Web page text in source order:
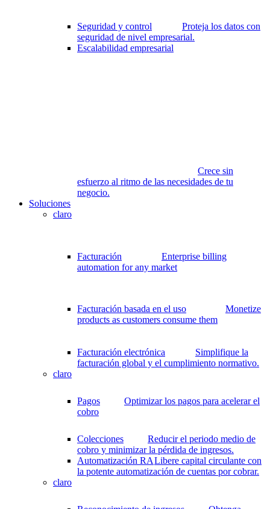
Seguridad y control
Proteja los datos con
seguridad de nivel empresarial.
Escalabilidad empresarial
Crece sin
esfuerzo al ritmo de las necesidades de tu
negocio.
Soluciones
claro
Facturación
Enterprise billing
automation for any market
Facturación basada en el uso
Monetize
products as customers consume them
Facturación electrónica
Simplifique la
facturación global y el cumplimiento normativo.
claro
Pagos
Optimizar los pagos para acelerar el
cobro
Colecciones
Reducir el periodo medio de
cobro y minimizar la pérdida de ingresos.
Automatización RALibere capital circulante con
la potente automatización de cuentas por cobrar.
claro